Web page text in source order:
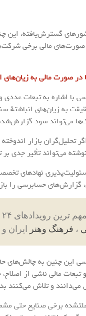
گسترش‌یافته، این
مالی برخی
در صورت مالی به زیان‌های
با اشاره به تبعات
به زیان‌های انباشتهٔ
می‌تواند سود
تحلیل‌گران بازار
می‌تواند تأثیر جدی
نهادهای
حسابرسی را
در بخش های حوادث ، اجتماعی ، سیاسی ،
، فرهنگ وهنر ایران
این چنین به چالش‌های
تبعات مالی ناشی از
می‌دانند و تلاش